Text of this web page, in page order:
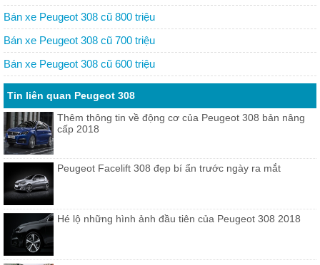
Bán xe Peugeot 308 cũ 800 triệu
Bán xe Peugeot 308 cũ 700 triệu
Bán xe Peugeot 308 cũ 600 triệu
Tin liên quan Peugeot 308
Thêm thông tin về động cơ của Peugeot 308 bản nâng
cấp 2018
Peugeot Facelift 308 đẹp bí ẩn trước ngày ra mắt
Hé lộ những hình ảnh đầu tiên của Peugeot 308 2018